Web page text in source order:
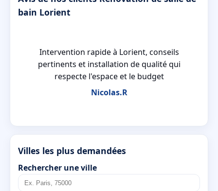
bain Lorient
Intervention rapide à Lorient, conseils
pertinents et installation de qualité qui
respecte l'espace et le budget
Nicolas.R
Villes les plus demandées
Rechercher une ville